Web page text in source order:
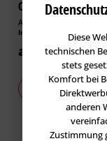
ChemBiozidDV
Artikel-Nr.: ZER-100289
Inhalt
ab 31,35 € *
Zu den
Diese
technischen
stets
Komfort bei
anderen
Zustimmung